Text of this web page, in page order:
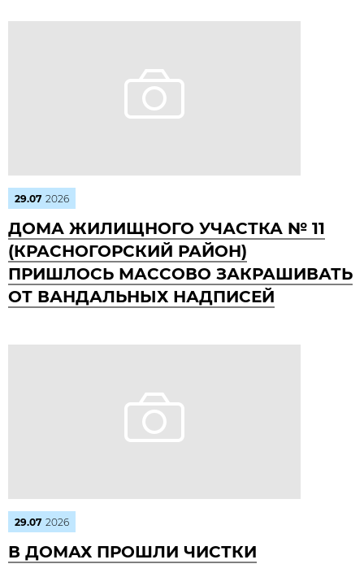
29.07 2026
ДОМА ЖИЛИЩНОГО УЧАСТКА № 11
(КРАСНОГОРСКИЙ РАЙОН)
ПРИШЛОСЬ МАССОВО ЗАКРАШИВАТЬ
ОТ ВАНДАЛЬНЫХ НАДПИСЕЙ
29.07 2026
В ДОМАХ ПРОШЛИ ЧИСТКИ